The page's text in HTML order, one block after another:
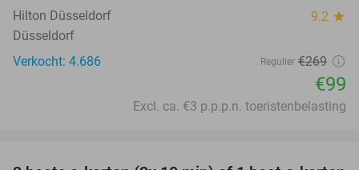
Hilton Düsseldorf 9.2 star
Düsseldorf
Verkocht: 4.686
Regulier €269
€99
Excl. ca. €3 p.p.p.n. toeristenbelasting